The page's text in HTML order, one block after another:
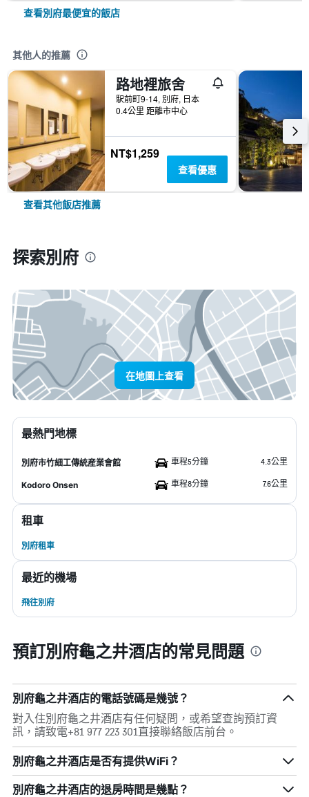
查看別府最便宜的飯店
其他人的推薦
路地裡旅舍
駅前町9-14, 別府, 日本
0.4公里 距離市中心
NT$1,259
查看優惠
查看其他飯店推薦
探索別府
在地圖上查看
最熱門地標
別府市竹細工傳統産業會館 車程5分鐘 4.3公里
Kodoro Onsen 車程8分鐘 7.6公里
租車
別府租車
最近的機場
飛往別府
預訂別府龜之井酒店的常見問題
別府龜之井酒店的電話號碼是幾號？
對入住別府龜之井酒店有任何疑問，或希望查詢預訂資
訊，請致電+81 977 223 301直接聯絡飯店前台。
別府龜之井酒店是否有提供WiFi？
別府龜之井酒店的退房時間是幾點？